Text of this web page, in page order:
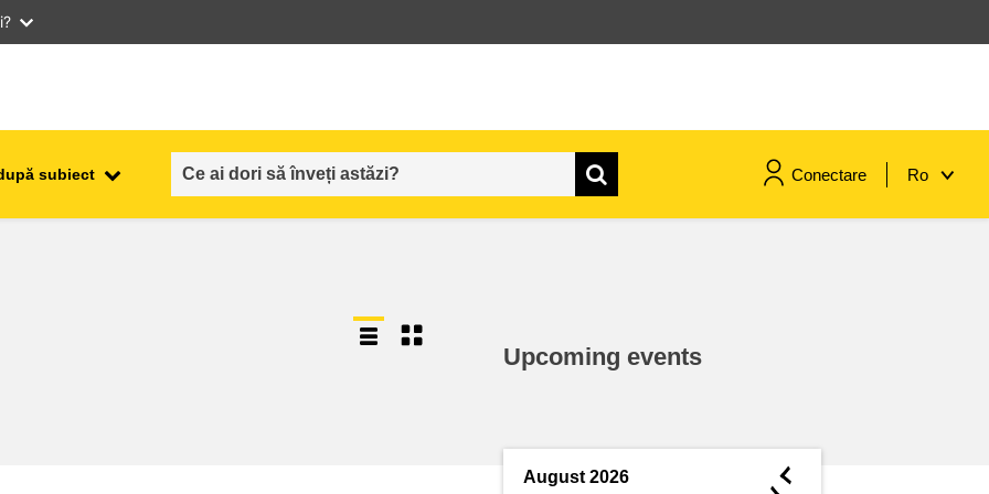
subiect Conectare Ro
Upcoming events
August 2026 ◄